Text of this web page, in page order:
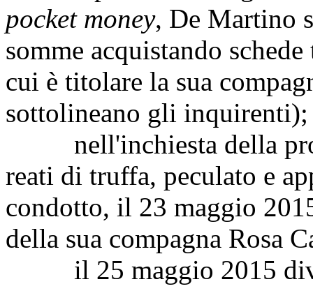
pocket money, De Martino
somme acquistando
cui è titolare la sua
sottolineano gli inquirenti);
nell'inchiesta della
reati di truffa, peculato e
condotto, il 23 maggio
della sua compagna Rosa
il 25 maggio 2015